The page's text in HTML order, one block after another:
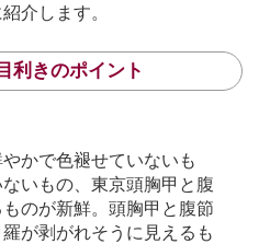
介します。
利きのポイント
かで色褪せていないも
いもの、東京頭胸甲と腹
のが新鮮。頭胸甲と腹節
が剥がれそうに見えるも